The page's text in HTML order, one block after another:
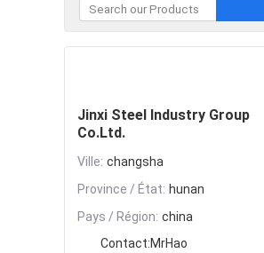
Jinxi Steel Industry Group
Co.Ltd.
Ville: changsha
Province / État: hunan
Pays / Région: china
Contact:MrHao